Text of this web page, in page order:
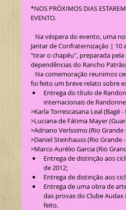
*NOS PRÓXIMOS DIAS
EVENTO.
Jantar de Confraternização | 10
"tirar o chapéu", preparada
dependências do Rancho
foi feito um breve relato sobre
Entrega do título de
internacionais de
>Karla Torrescasana Leal (Bagé -
>Luciana de Fátima Mayer
>Adriano Veríssimo (Rio Grande
>Daniel Steinhauss (Rio Grande -
>Marco Aurélio Garcia (Rio
Entrega de distinção aos
de 2012;
Entrega de distinção aos
Entrega de uma obra de
das provas do Clube Audax
feito.